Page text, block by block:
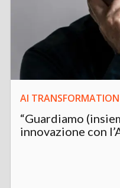
AI TRANSFORMATION
“Guardiamo
innovazione con